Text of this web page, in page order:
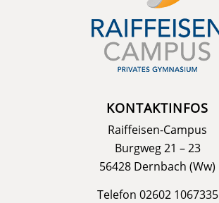
KONTAKTINFOS
Raiffeisen-Campus
Burgweg 21 – 23
56428 Dernbach (Ww)
Telefon 02602 1067335